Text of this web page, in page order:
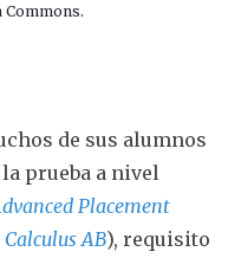
Commons.
de sus alumnos
prueba a nivel
Placement
AB), requisito